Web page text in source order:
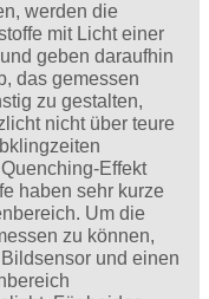
werden die
mit Licht einer
geben daraufhin
das gemessen
zu gestalten,
nicht über teure
Effekt
haben sehr kurze
Um die
zu können,
und einen